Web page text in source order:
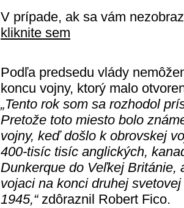
V prípade, ak sa vám
kliknite sem
Podľa predsedu vlády
koncu vojny, ktorý malo
„Tento rok som sa rozhodol
Pretože toto miesto bolo
vojny, keď došlo k obrovskej
400-tisíc tisíc anglických,
Dunkerque do Veľkej Británie,
vojaci na konci druhej
1945,“zdôraznil Robert Fico.